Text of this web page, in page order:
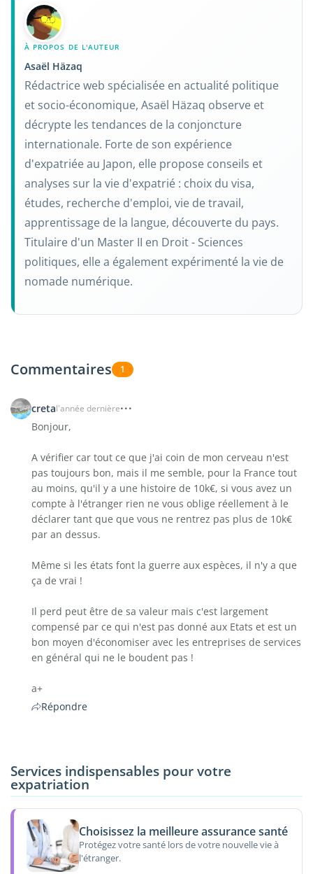
À PROPOS DE L'AUTEUR
Asaël Häzaq
Rédactrice web spécialisée en actualité politique
et socio-économique, Asaël Häzaq observe et
décrypte les tendances de la conjoncture
internationale. Forte de son expérience
d'expatriée au Japon, elle propose conseils et
analyses sur la vie d'expatrié : choix du visa,
études, recherche d'emploi, vie de travail,
apprentissage de la langue, découverte du pays.
Titulaire d'un Master II en Droit - Sciences
politiques, elle a également expérimenté la vie de
nomade numérique.
Commentaires 1
cretal'année dernière
Bonjour,
A vérifier car tout ce que j'ai coin de mon cerveau n'est
pas toujours bon, mais il me semble, pour la France tout
au moins, qu'il y a une histoire de 10k€, si vous avez un
compte à l'étranger rien ne vous oblige réellement à le
déclarer tant que que vous ne rentrez pas plus de 10k€
par an dessus.
Même si les états font la guerre aux espèces, il n'y a que
ça de vrai !
Il perd peut être de sa valeur mais c'est largement
compensé par ce qui n'est pas donné aux Etats et est un
bon moyen d'économiser avec les entreprises de services
en général qui ne le boudent pas !
a+
Répondre
Services indispensables pour votre
expatriation
Choisissez la meilleure assurance santé
Protégez votre santé lors de votre nouvelle vie à
l'étranger.